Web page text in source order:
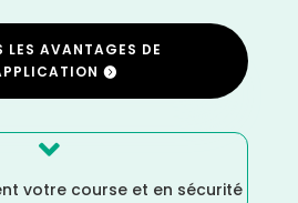
LES AVANTAGES DE

votre course et en sécurité